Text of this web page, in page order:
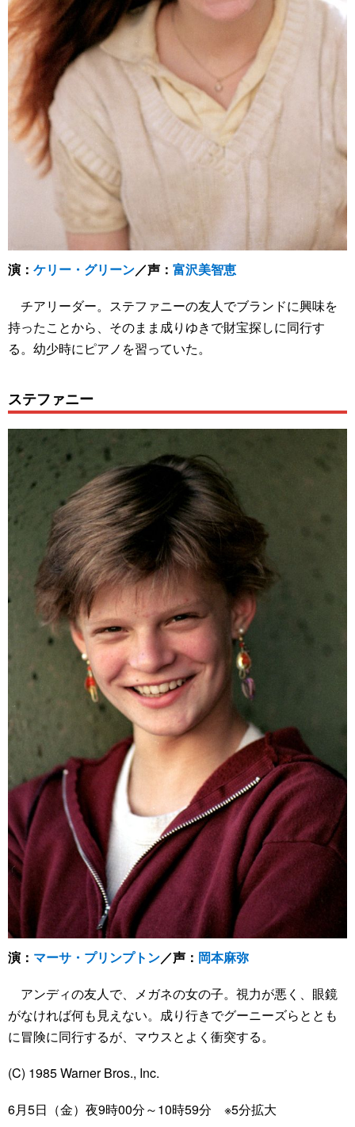
演： ケリー・グリーン／声： 富沢美智恵
チアリーダー。ステファニーの友人でブランドに興味を
持ったことから、そのまま成りゆきで財宝探しに同行す
る。幼少時にピアノを習っていた。
ステファニー
演： マーサ・プリンプトン／声： 岡本麻弥
アンディの友人で、メガネの女の子。視力が悪く、眼鏡
がなければ何も見えない。成り行きでグーニーズらととも
に冒険に同行するが、マウスとよく衝突する。
(C) 1985 Warner Bros., Inc.
6月5日（金）夜9時00分～10時59分 ※5分拡大